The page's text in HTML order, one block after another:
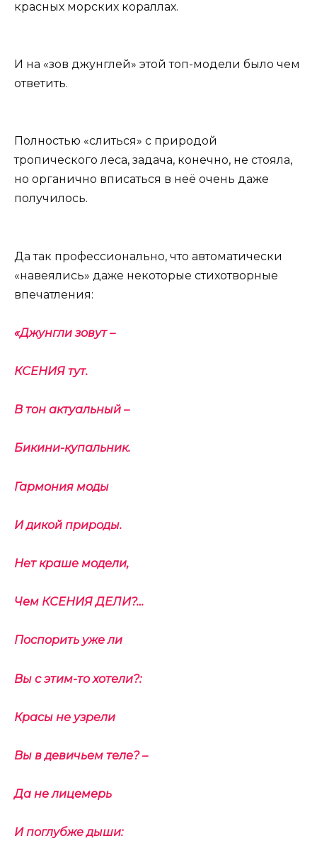
красных морских кораллах.
И на «зов джунглей» этой топ-модели было чем
ответить.
Полностью «слиться» с природой
тропического леса, задача, конечно, не стояла,
но органично вписаться в неё очень даже
получилось.
Да так профессионально, что автоматически
«навеялись» даже некоторые стихотворные
впечатления:
«Джунгли зовут –
КСЕНИЯ тут.
В тон актуальный –
Бикини-купальник.
Гармония моды
И дикой природы.
Нет краше модели,
Чем КСЕНИЯ ДЕЛИ?…
Поспорить уже ли
Вы с этим-то хотели?:
Красы не узрели
Вы в девичьем теле? –
Да не лицемерь
И поглубже дыши: